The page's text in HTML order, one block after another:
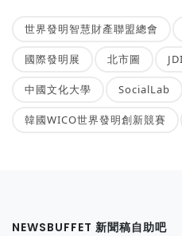
世界發明智慧財產聯盟總會
國際發明展 北市圖
中國文化大學 SocialLab
韓國WICO世界發明創新競賽
NEWSBUFFET 新聞稿自助吧